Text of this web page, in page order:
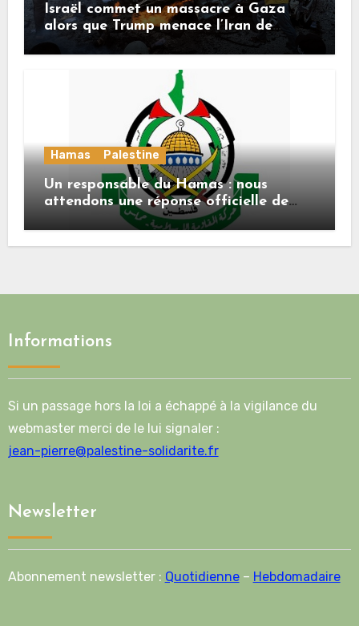
Israël commet un massacre à Gaza
alors que Trump menace l’Iran de
«décapitation»
Hamas Palestine
Un responsable du Hamas : nous
attendons une réponse officielle de
Mladenov concernant la feuille de
Informations
Si un passage hors la loi a échappé à la vigilance du
webmaster merci de le lui signaler :
jean-pierre@palestine-solidarite.fr
Newsletter
Abonnement newsletter : Quotidienne– Hebdomadaire